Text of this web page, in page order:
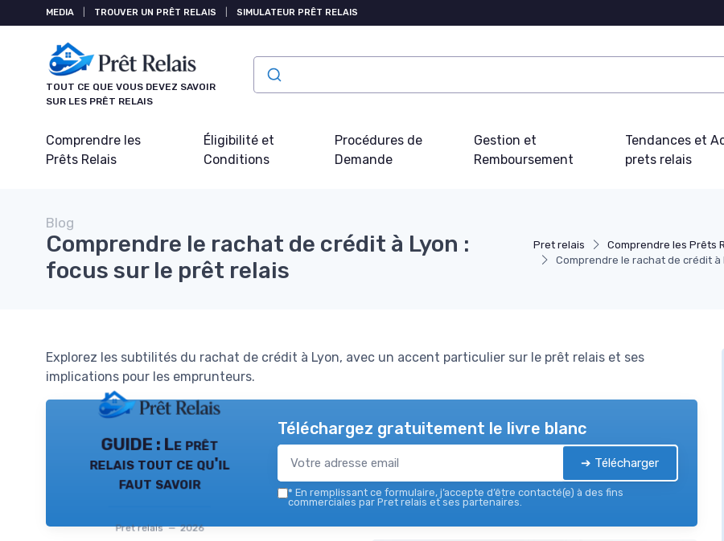
MEDIA TROUVER UN PRÊT RELAIS SIMULATEUR PRÊT RELAIS
TOUT CE QUE VOUS DEVEZ SAVOIR
SUR LES PRÊT RELAIS
Comprendre les
Prêts Relais
Éligibilité et
Conditions
Procédures de
Demande
Gestion et
Remboursement
Tendances et
prets relais
Pret relais Comprendre les Prêts
Comprendre le rachat de crédit à
Blog
Comprendre le rachat de crédit à Lyon :
focus sur le prêt relais
Explorez les subtilités du rachat de crédit à Lyon, avec un accent particulier sur le prêt relais et ses
implications pour les emprunteurs.
GUIDE : Le prêt
relais tout ce qu'il
faut savoir
Pret relais — 2026
Téléchargez gratuitement le livre blanc
➔ Télécharger
* En remplissant ce formulaire, j’accepte d’être contacté(e) à des fins
commerciales par Pret relais et ses partenaires.
Panneau de gestion des cookies